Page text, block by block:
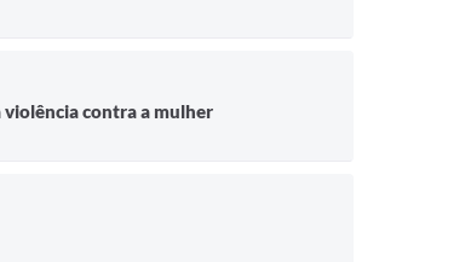
violência contra a mulher